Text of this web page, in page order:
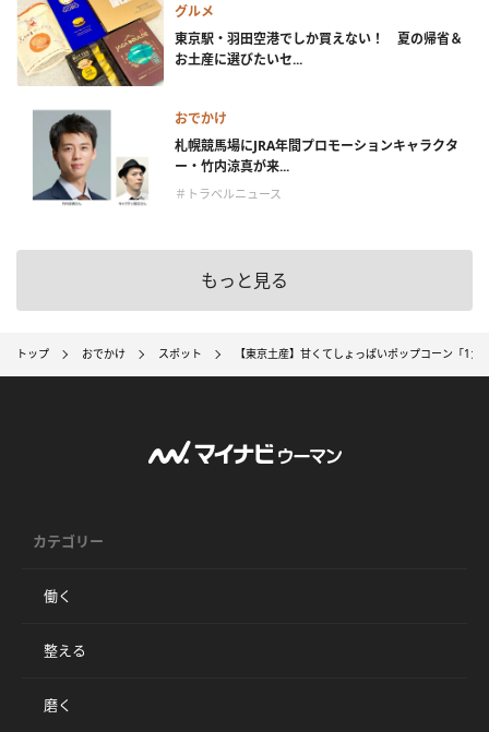
グルメ
東京駅・羽田空港でしか買えない！ 夏の帰省＆
お土産に選びたいセ...
おでかけ
札幌競馬場にJRA年間プロモーションキャラクタ
ー・竹内涼真が来...
＃トラベルニュース
もっと見る
トップ おでかけ スポット 【東京土産】甘くてしょっぱいポップコーン「
カテゴリー
働く
整える
磨く